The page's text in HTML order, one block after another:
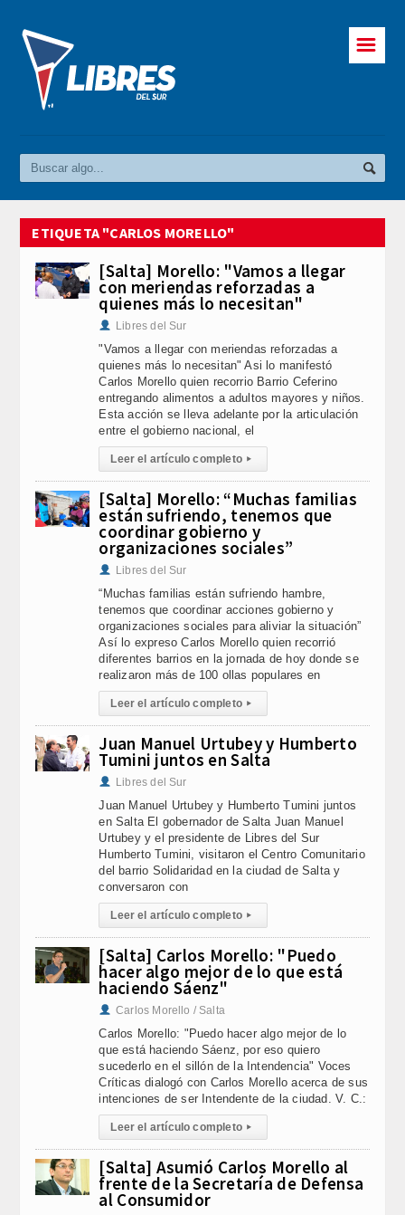
☰
ETIQUETA "CARLOS MORELLO"
[Salta] Morello: "Vamos a llegar
con meriendas reforzadas a
quienes más lo necesitan"
Libres del Sur
"Vamos a llegar con meriendas reforzadas a
quienes más lo necesitan" Asi lo manifestó
Carlos Morello quien recorrio Barrio Ceferino
entregando alimentos a adultos mayores y niños.
Esta acción se lleva adelante por la articulación
entre el gobierno nacional, el
Leer el artículo completo ▸
[Salta] Morello: “Muchas familias
están sufriendo, tenemos que
coordinar gobierno y
organizaciones sociales”
Libres del Sur
“Muchas familias están sufriendo hambre,
tenemos que coordinar acciones gobierno y
organizaciones sociales para aliviar la situación”
Así lo expreso Carlos Morello quien recorrió
diferentes barrios en la jornada de hoy donde se
realizaron más de 100 ollas populares en
Leer el artículo completo ▸
Juan Manuel Urtubey y Humberto
Tumini juntos en Salta
Libres del Sur
Juan Manuel Urtubey y Humberto Tumini juntos
en Salta El gobernador de Salta Juan Manuel
Urtubey y el presidente de Libres del Sur
Humberto Tumini, visitaron el Centro Comunitario
del barrio Solidaridad en la ciudad de Salta y
conversaron con
Leer el artículo completo ▸
[Salta] Carlos Morello: "Puedo
hacer algo mejor de lo que está
haciendo Sáenz"
Carlos Morello / Salta
Carlos Morello: "Puedo hacer algo mejor de lo
que está haciendo Sáenz, por eso quiero
sucederlo en el sillón de la Intendencia" Voces
Críticas dialogó con Carlos Morello acerca de sus
intenciones de ser Intendente de la ciudad. V. C.:
Leer el artículo completo ▸
[Salta] Asumió Carlos Morello al
frente de la Secretaría de Defensa
al Consumidor